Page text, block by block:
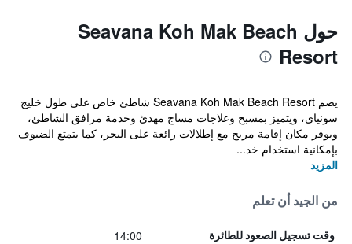
حول Seavana Koh Mak Beach
Resort
يضم Seavana Koh Mak Beach Resort شاطئ خاص على طول خليج
سونياي، ويتميز بمسبح وعلاجات مساج مهدئ وخدمة مرافق الشاطئ،
ويوفر مكان إقامة مريح مع إطلالات رائعة على البحر، كما يتمتع الضيوف
بإمكانية استخدام خد...
المزيد
من الجيد أن تعلم
وقت تسجيل الصعود للطائرة 14:00